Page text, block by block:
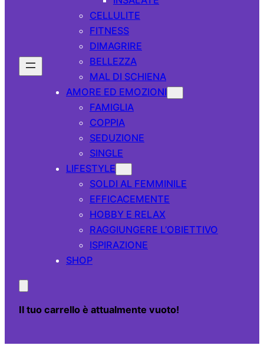
CELLULITE
FITNESS
DIMAGRIRE
BELLEZZA
MAL DI SCHIENA
AMORE ED EMOZIONI
FAMIGLIA
COPPIA
SEDUZIONE
SINGLE
LIFESTYLE
SOLDI AL FEMMINILE
EFFICACEMENTE
HOBBY E RELAX
RAGGIUNGERE L’OBIETTIVO
ISPIRAZIONE
SHOP
Il tuo carrello è attualmente vuoto!